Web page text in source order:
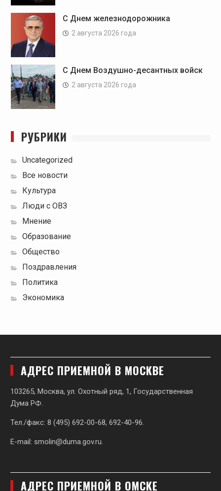
С Днем железнодорожника
2 августа 2026 года
С Днем Воздушно-десантных войск
2 августа 2026 года
РУБРИКИ
Uncategorized
Все новости
Культура
Люди с ОВЗ
Мнение
Образование
Общество
Поздравления
Политика
Экономика
АДРЕС ПРИЕМНОЙ В МОСКВЕ
103265, Москва, ул. Охотный ряд, 1, Государственная
Дума РФ.
Тел./факс: 8 (495) 692-00-68, 692-40-96.
E-mail: smolin@duma.gov.ru
АДРЕС ПРИЕМНОЙ В ОМСКЕ